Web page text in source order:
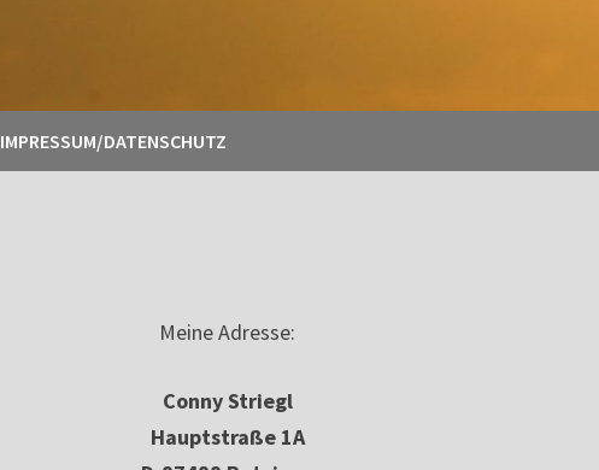
IMPRESSUM/DATENSCHUTZ
Meine Adresse:
Conny Striegl
Hauptstraße 1A